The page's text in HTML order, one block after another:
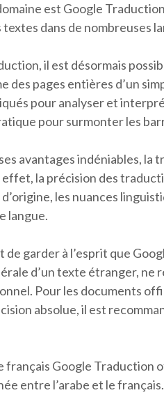
est Google
dans de nombreuses
il est désormais
des pages entières d’un
pour analyser et
pour surmonter les
avantages indéniables,
effet, la précision des
les nuances
langue.
de garder à l’esprit que
d’un texte étranger, ne
Pour les documents
absolue, il est
français Google
entre l’arabe et le